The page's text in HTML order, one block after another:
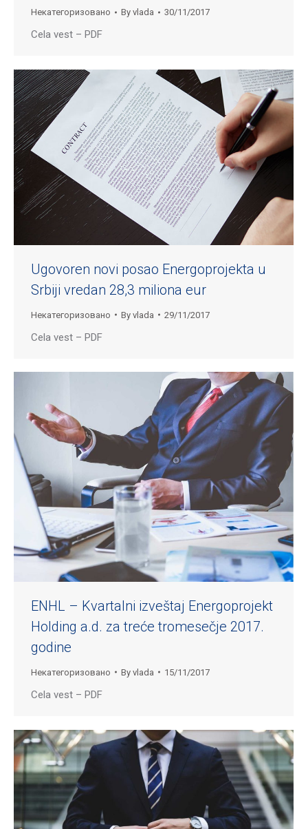
Некатегоризовано By vlada 30/11/2017
Cela vest – PDF
Ugovoren novi posao Energoprojekta u
Srbiji vredan 28,3 miliona eur
Некатегоризовано By vlada 29/11/2017
Cela vest – PDF
ENHL – Kvartalni izveštaj Energoprojekt
Holding a.d. za treće tromesečje 2017.
godine
Некатегоризовано By vlada 15/11/2017
Cela vest – PDF